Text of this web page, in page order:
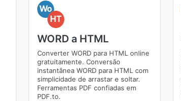
Wo
HT
WORD a HTML
Converter WORD para HTML online
gratuitamente. Conversão
instantânea WORD para HTML com
simplicidade de arrastar e soltar.
Ferramentas PDF confiadas em
PDF.to.